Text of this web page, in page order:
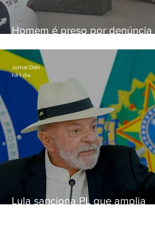
Homem é preso por denúncia
Alcântara
Lula sanciona PL que amplia
Jornal Daki
há 1 dia